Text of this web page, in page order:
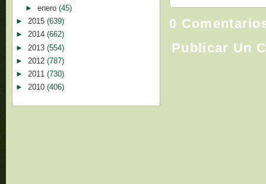
0
Publicar Un
► enero (45)
► 2015 (639)
► 2014 (662)
► 2013 (554)
► 2012 (787)
► 2011 (730)
► 2010 (406)